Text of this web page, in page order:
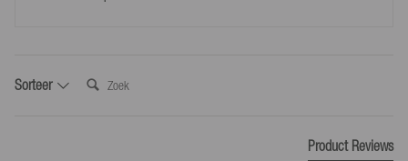
*Retourneer alleen in overeenstemming met onze algemene voorwaarden, mits
Sorteer Zoek:
Product Reviews